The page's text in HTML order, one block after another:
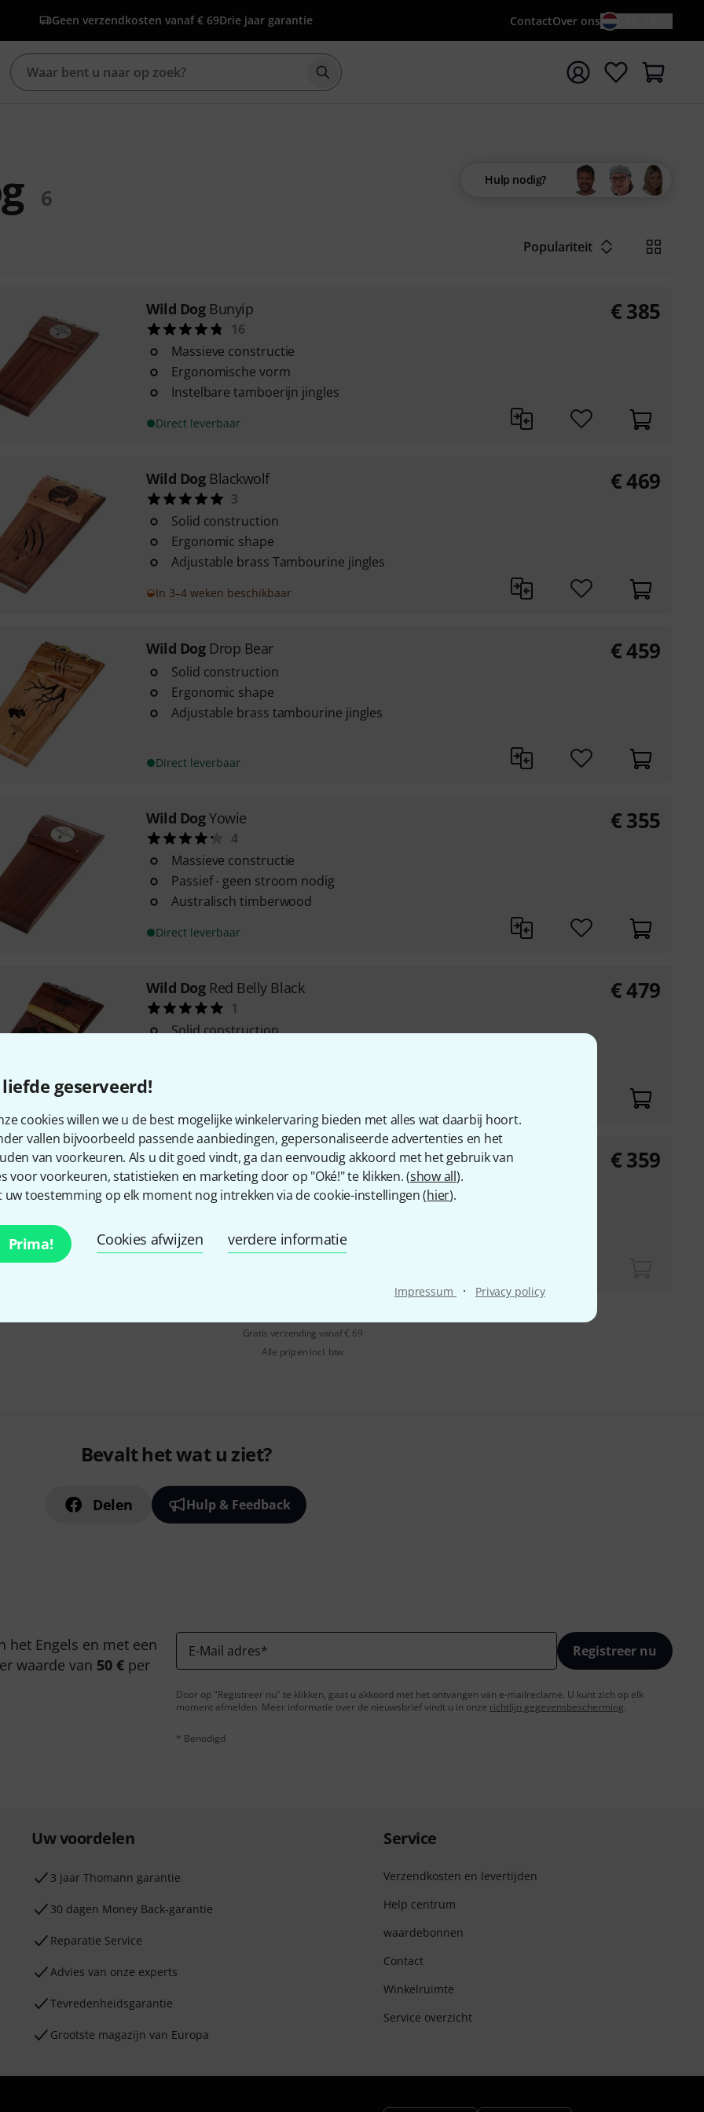
geserveerd!
cookies willen we u de best mogelijke winkelervaring bieden met alles wat daarbij hoort.
vallen bijvoorbeeld passende aanbiedingen, gepersonaliseerde advertenties en het
van voorkeuren. Als u dit goed vindt, ga dan eenvoudig akkoord met het gebruik van
voor voorkeuren, statistieken en marketing door op "Oké!" te klikken. (show all).
uw toestemming op elk moment nog intrekken via de cookie-instellingen (hier).
Prima! Cookies afwijzen verdere informatie
Impressum · Privacy policy
Geen verzendkosten vanaf € 69Drie jaar garantie ContactOver ons
Zoek met zoekterm {searchTerm}
6
Hulp nodig?
Populariteit
Wild Dog Bunyip
16
Massieve constructie
Ergonomische vorm
Instelbare tamboerijn jingles
Direct leverbaar
€385
Wild Dog Blackwolf
3
Solid construction
Ergonomic shape
Adjustable brass Tambourine jingles
In 3–4 weken beschikbaar
€469
Wild Dog Drop Bear
Solid construction
Ergonomic shape
Adjustable brass tambourine jingles
Direct leverbaar
€459
Wild DogYowie
4
Massieve constructie
Passief - geen stroom nodig
Australisch timberwood
Direct leverbaar
€355
Wild Dog Red Belly Black
1
Solid construction
€479
Wild Dog Bunyip B-Stock
Massieve constructie
Ergonomische vorm
€359
Gratis verzending vanaf € 69
Alle prijzen incl. btw
Bevalt het wat u ziet?
Delen Hulp & Feedback
het Engels en met een
waarde van 50 € per
E-Mail adres* Registreer nu
Door op "Registreer nu" te klikken, gaat u akkoord met het ontvangen van e-mailreclame. U kunt zich op elk
moment afmelden. Meer informatie over de nieuwsbrief vindt u in onze richtlijn gegevensbescherming.
* Benodigd
Uw voordelen
3 jaar Thomann garantie
30 dagen Money Back-garantie
Reparatie Service
Advies van onze experts
Tevredenheidsgarantie
Grootste magazijn van Europa
Service
Verzendkosten en levertijden
Help centrum
waardebonnen
Contact
Winkelruimte
Service overzicht